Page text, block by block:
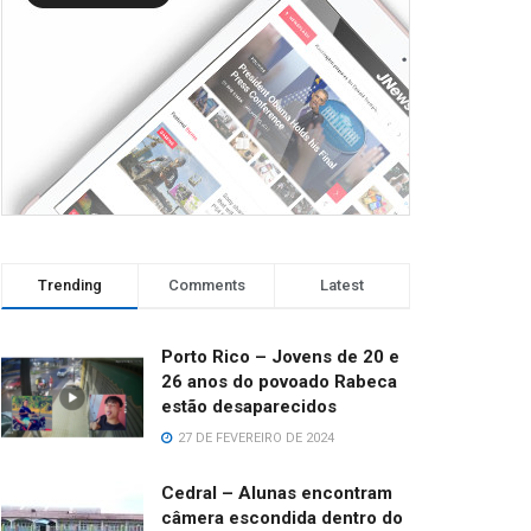
Trending Comments Latest
Porto Rico – Jovens de 20 e
26 anos do povoado Rabeca
estão desaparecidos
27 DE FEVEREIRO DE 2024
Cedral – Alunas encontram
câmera escondida dentro do